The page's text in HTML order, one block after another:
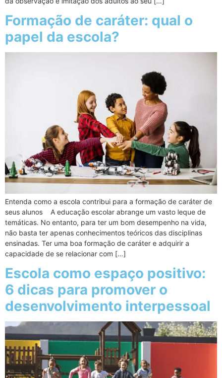
Formação de caráter: qual o
papel da escola?
Entenda como a escola contribui para a formação de caráter de
seus alunos A educação escolar abrange um vasto leque de
temáticas. No entanto, para ter um bom desempenho na vida,
não basta ter apenas conhecimentos teóricos das disciplinas
ensinadas. Ter uma boa formação de caráter e adquirir a
capacidade de se relacionar com […]
Escola como espaço positivo:
6 dicas para promover o
desenvolvimento interpessoal